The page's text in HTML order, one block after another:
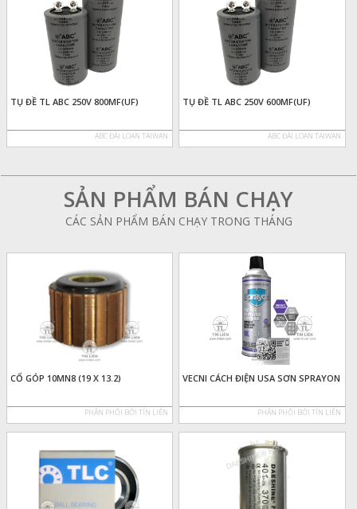
TỤ ĐỀ TL ABC 250V 800MF(UF)
ABC ĐÀI LOAN TAIWAN
TỤ ĐỀ TL ABC 250V 600MF(UF)
ABC ĐÀI LOAN TAIWAN
SẢN PHẨM BÁN CHẠY
CÁC SẢN PHẨM BÁN CHẠY TRONG THÁNG
CỔ GÓP 10MN8 (19 X 13.2)
PHÂN PHỐI BỞI TÍN LIÊN
VECNI CÁCH ĐIỆN USA SƠN SPRAYON
PHÂN PHỐI BỞI TÍN LIÊN